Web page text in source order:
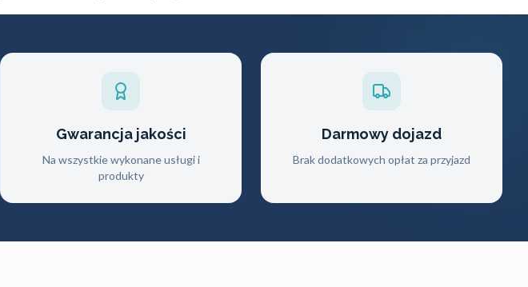
Gwarancja jakości
Na wszystkie wykonane usługi i
produkty
Darmowy dojazd
Brak dodatkowych opłat za przyjazd